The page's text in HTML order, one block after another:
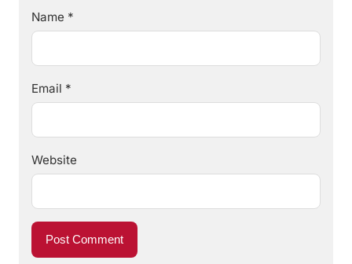
Name *
Email *
Website